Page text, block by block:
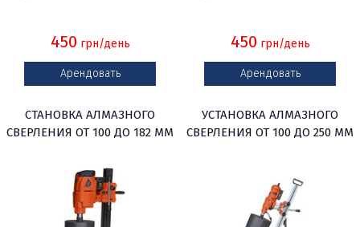
450 грн/день
Арендовать
450 грн/день
Арендовать
СТАНОВКА АЛМАЗНОГО
СВЕРЛЕНИЯ ОТ 100 ДО 182 ММ
УСТАНОВКА АЛМАЗНОГО
СВЕРЛЕНИЯ ОТ 100 ДО 250 ММ